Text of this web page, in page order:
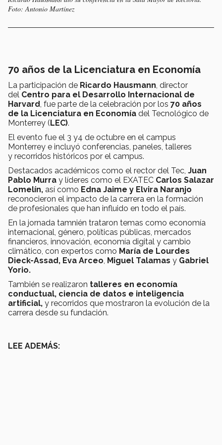
Foto: Antonio Martínez
70 años de la Licenciatura en Economía
La participación de Ricardo Hausmann, director
del Centro para el Desarrollo Internacional de
Harvard, fue parte de la celebración por los 70 años
de la Licenciatura en Economía del Tecnológico de
Monterrey (LEC).
El evento fue el 3 y4 de octubre en el campus
Monterrey e incluyó conferencias, paneles, talleres
y recorridos históricos por el campus.
Destacados académicos como el rector del Tec, Juan
Pablo Murra y líderes como el EXATEC Carlos Salazar
Lomelín, así como Edna Jaime y Elvira Naranjo
reconocieron el impacto de la carrera en la formación
de profesionales que han influido en todo el país.
En la jornada tamnién trataron temas como economía
internacional, género, políticas públicas, mercados
financieros, innovación, economía digital y cambio
climático, con expertos como María de Lourdes
Dieck-Assad, Eva Arceo, Miguel Talamas y Gabriel
Yorio.
También se realizaron talleres en economía
conductual, ciencia de datos e inteligencia
artificial, y recorridos que mostraron la evolución de la
carrera desde su fundación.
LEE ADEMÁS: